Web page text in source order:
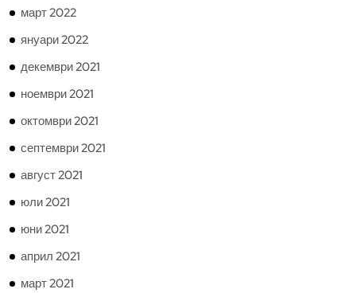
март 2022
януари 2022
декември 2021
ноември 2021
октомври 2021
септември 2021
август 2021
юли 2021
юни 2021
април 2021
март 2021